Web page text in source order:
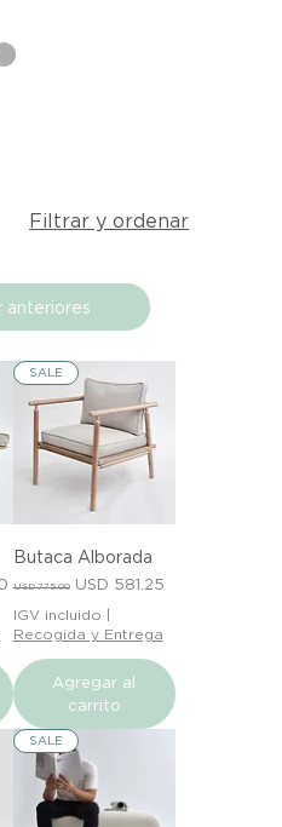
Filtrar y ordenar
anteriores
SALE
Butaca Alborada
Precio
USD 775.00 Precio de oferta
USD 581.25
IGV incluido |
Recogida y Entrega
Agregar al
carrito
SALE